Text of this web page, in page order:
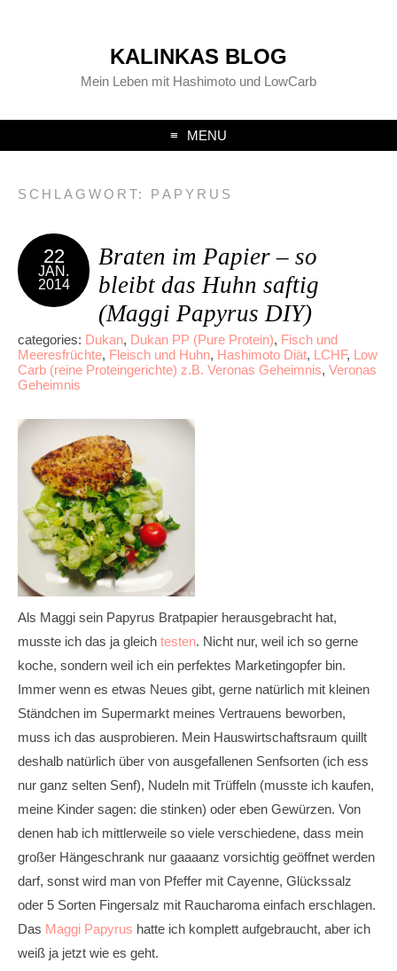
KALINKAS BLOG
Mein Leben mit Hashimoto und LowCarb
MENU
SCHLAGWORT: PAPYRUS
22
JAN.
2014
Braten im Papier – so
bleibt das Huhn saftig
(Maggi Papyrus DIY)
categories: Dukan, Dukan PP (Pure Protein), Fisch und
Meeresfrüchte, Fleisch und Huhn, Hashimoto Diät, LCHF, Low
Carb (reine Proteingerichte) z.B. Veronas Geheimnis, Veronas
Geheimnis
Als Maggi sein Papyrus Bratpapier herausgebracht hat,
musste ich das ja gleich testen. Nicht nur, weil ich so gerne
koche, sondern weil ich ein perfektes Marketingopfer bin.
Immer wenn es etwas Neues gibt, gerne natürlich mit kleinen
Ständchen im Supermarkt meines Vertrauens beworben,
muss ich das ausprobieren. Mein Hauswirtschaftsraum quillt
deshalb natürlich über von ausgefallenen Senfsorten (ich ess
nur ganz selten Senf), Nudeln mit Trüffeln (musste ich kaufen,
meine Kinder sagen: die stinken) oder eben Gewürzen. Von
denen hab ich mittlerweile so viele verschiedene, dass mein
großer Hängeschrank nur gaaaanz vorsichtig geöffnet werden
darf, sonst wird man von Pfeffer mit Cayenne, Glückssalz
oder 5 Sorten Fingersalz mit Raucharoma einfach erschlagen.
Das Maggi Papyrus hatte ich komplett aufgebraucht, aber ich
weiß ja jetzt wie es geht.